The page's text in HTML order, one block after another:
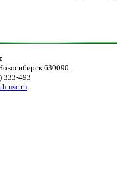
:
630090.
333-493